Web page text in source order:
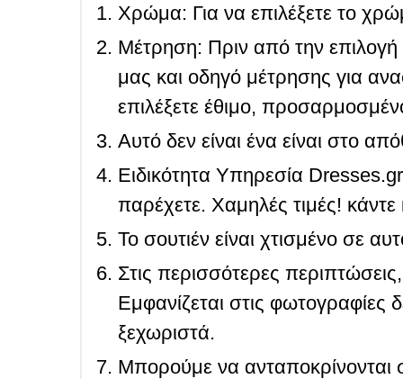
Χρώμα: Για να επιλέξετε το
Μέτρηση: Πριν από την
μας και οδηγό μέτρησης για
επιλέξετε έθιμο,
Αυτό δεν είναι ένα είναι στο
Ειδικότητα Υπηρεσία
παρέχετε. Χαμηλές τιμές! κάντε
Το σουτιέν είναι χτισμένο σε
Στις περισσότερες
Εμφανίζεται στις φωτογραφίες
ξεχωριστά.
Μπορούμε να ανταποκρίνονται